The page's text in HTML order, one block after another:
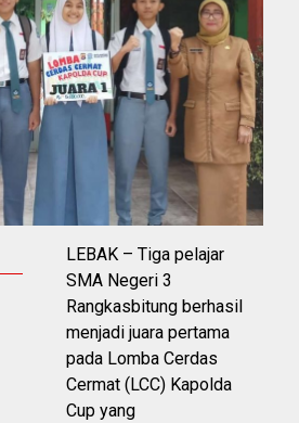
LEBAK – Tiga pelajar
SMA Negeri 3
Rangkasbitung berhasil
menjadi juara pertama
pada Lomba Cerdas
Cermat (LCC) Kapolda
Cup yang